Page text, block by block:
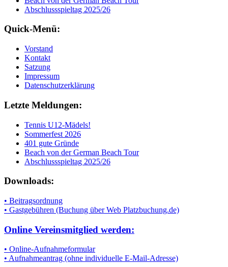
Abschlussspieltag 2025/26
Quick-Menü:
Vorstand
Kontakt
Satzung
Impressum
Datenschutzerklärung
Letzte Meldungen:
Tennis U12-Mädels!
Sommerfest 2026
401 gute Gründe
Beach von der German Beach Tour
Abschlussspieltag 2025/26
Downloads:
• Beitragsordnung
• Gastgebühren (Buchung über Web Platzbuchung.de)
Online Vereinsmitglied werden:
• Online-Aufnahmeformular
• Aufnahmeantrag (ohne individuelle E-Mail-Adresse)